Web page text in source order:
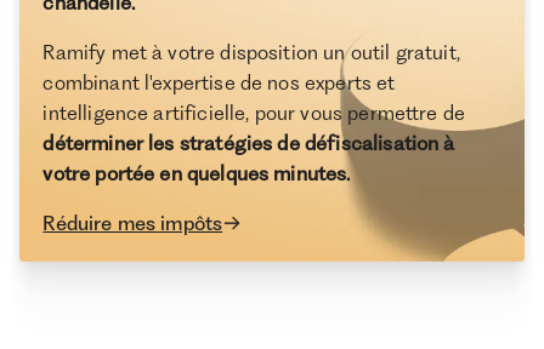
Ramify met à votre disposition un outil gratuit,
combinant l'expertise de nos experts et
intelligence artificielle, pour vous permettre de
déterminer les stratégies de défiscalisation à
votre portée en quelques minutes.
Réduire mes impôts